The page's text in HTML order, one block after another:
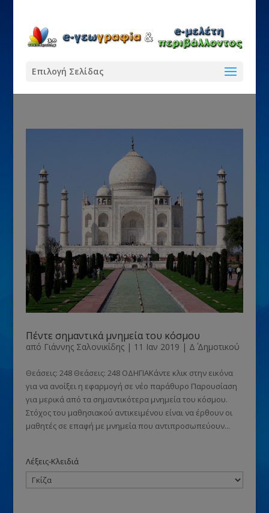
Επιλογή Σελίδας
Πέντε σημαντικά μνημεία του κόσμου
από Γιάννης Σαλονικίδης| 11 Ιαν 2019 | Δ΄ Δημοτικού
Θεάσεις: 248 Θεάσεις: 248 ΟΔΗΓΙΑΚάντε κλικ στην εικόνα
για να ανοίξει η εφαρμογή σε νέο παράθυρο Παρουσίαση
για μερικά από τα σημαντικότερα μνημεία του κόσμου.
Στόχος του μαθησιακού αντικειμένου είναι να έρθουν οι
μαθητές σε επαφή με μνημεία που αντιπροσωπεύουν...
Λέξεις-Κλειδιά